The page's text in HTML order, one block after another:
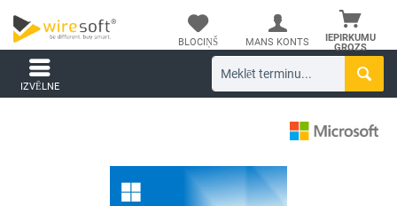
IEPIRKUMU
GROZS
BLOCIŅŠ MANS KONTS
IZVĒLNE